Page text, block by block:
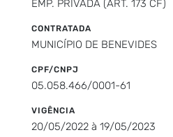
EMP. PRIVADA (ART. 173 CF)
CONTRATADA
MUNICÍPIO DE BENEVIDES
CPF/CNPJ
05.058.466/0001-61
VIGÊNCIA
20/05/2022 à 19/05/2023